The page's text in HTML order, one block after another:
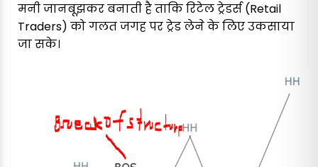
मनी जानबूझकर बनाती है ताकि रिटेल ट्रेडर्स (Retail
Traders) को गलत जगह पर ट्रेड लेने के लिए उकसाया
जा सके।